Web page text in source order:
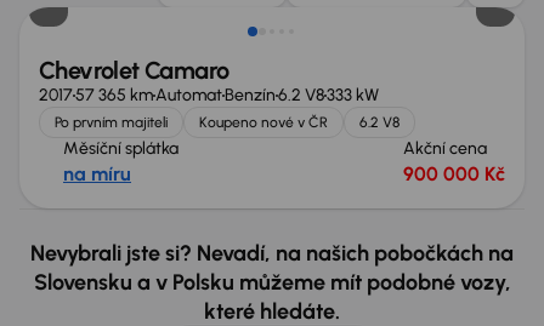
Chevrolet Camaro
201757 365 kmAutomatBenzín6.2 V8333 kW
Po prvním majiteli Koupeno nové v ČR 6.2 V8
Měsíční splátka
na míru
Akční cena
900 000 Kč
Nevybrali jste si? Nevadí, na našich pobočkách na
Slovensku a v Polsku můžeme mít podobné vozy,
které hledáte.